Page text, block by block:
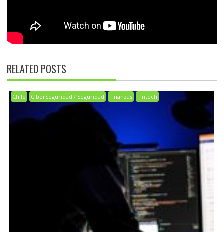
RELATED POSTS
Chile CiberSeguridad / Seguridad Finanzas Fintech